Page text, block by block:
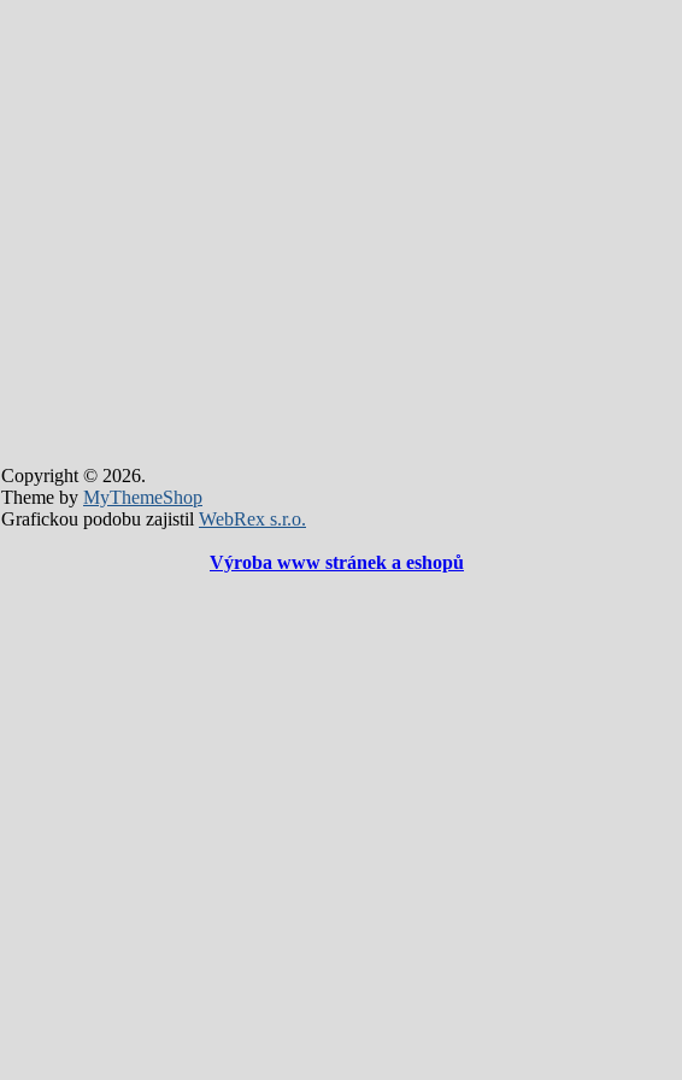
Copyright © 2026.
Theme by MyThemeShop
Grafickou podobu zajistil WebRex s.r.o.
Výroba www stránek a eshopů